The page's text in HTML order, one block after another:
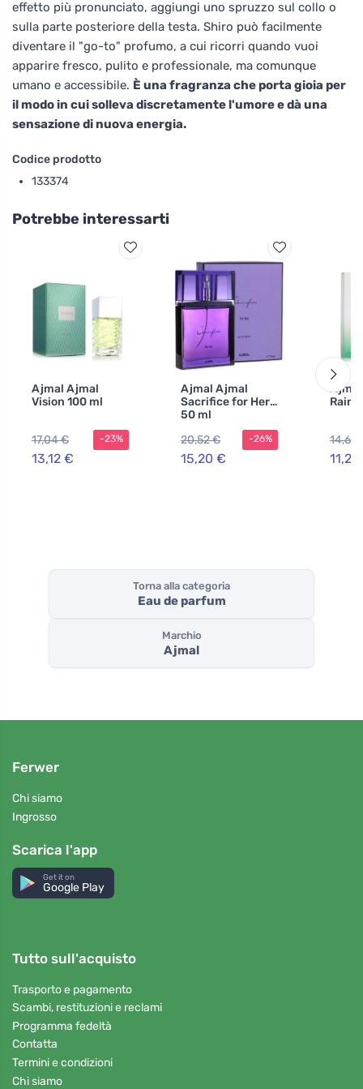
effetto più pronunciato, aggiungi uno spruzzo sul collo o
sulla parte posteriore della testa. Shiro può facilmente
diventare il "go-to" profumo, a cui ricorri quando vuoi
apparire fresco, pulito e professionale, ma comunque
umano e accessibile. È una fragranza che porta gioia per
il modo in cui solleva discretamente l'umore e dà una
sensazione di nuova energia.
Codice prodotto
133374
Potrebbe interessarti
Ajmal Ajmal
Vision 100 ml
17,04 €
13,12 €
-23%
Ajmal Ajmal
Sacrifice for Her
50 ml
20,52 €
15,20 €
-26% 14,67
Torna alla categoria
Eau de parfum
Marchio
Ajmal
Ferwer
Chi siamo
Ingrosso
Scarica l'app
Get it on
Google Play
Tutto sull'acquisto
Trasporto e pagamento
Scambi, restituzioni e reclami
Programma fedeltà
Contatta
Termini e condizioni
Chi siamo